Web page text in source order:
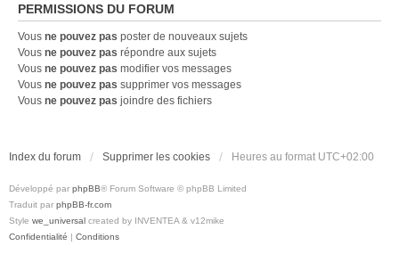
PERMISSIONS DU FORUM
Vous ne pouvez pas poster de nouveaux sujets
Vous ne pouvez pas répondre aux sujets
Vous ne pouvez pas modifier vos messages
Vous ne pouvez pas supprimer vos messages
Vous ne pouvez pas joindre des fichiers
Index du forum Supprimer les cookies Heures au format UTC+02:00
Développé par phpBB® Forum Software © phpBB Limited
Traduit par phpBB-fr.com
Style we_universal created by INVENTEA & v12mike
Confidentialité | Conditions